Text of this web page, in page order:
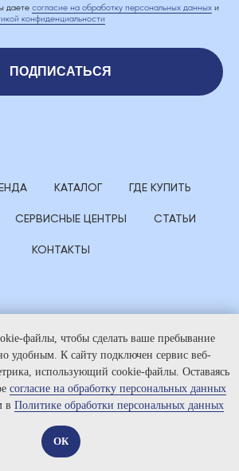
даете согласие на обработку персональных данных и
конфиденциальности
ПОДПИСАТЬСЯ
КАТАЛОГ ГДЕ КУПИТЬ
СЕРВИСНЫЕ ЦЕНТРЫ СТАТЬИ
КОНТАКТЫ
файлы, чтобы сделать ваше пребывание
удобным. К cайту подключен сервис веб-
использующий cookie-файлы. Оставаясь
согласие на обработку персональных данных
в Политике обработки персональных данных
ОК